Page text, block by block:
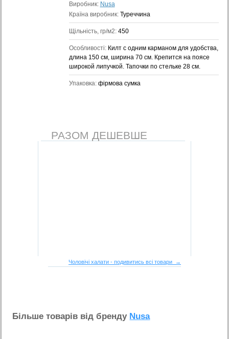
Виробник: Nusa
Країна виробник: Туреччина
Щільність, гр/м2: 450
Особливості: Килт с одним карманом для удобства,
длина 150 см, ширина 70 см. Крепится на поясе
широкой липучкой. Тапочки по стельке 28 см.
Упаковка: фірмова сумка
РАЗОМ ДЕШЕВШЕ
Чоловічі халати - подивитись всі товари →
Бiльше товарiв вiд бренду Nusa